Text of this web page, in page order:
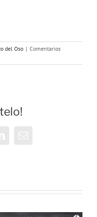
del Oso | Comentarios